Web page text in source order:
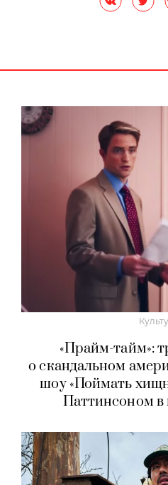
«Прайм-тайм»:
о скандальном
шоу «Поймать
Паттинсоном в